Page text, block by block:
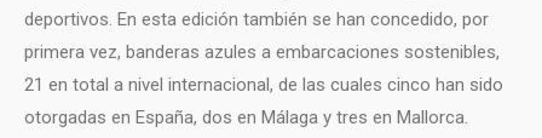
deportivos. En esta edición también se han concedido, por
primera vez, banderas azules a embarcaciones sostenibles,
21 en total a nivel internacional, de las cuales cinco han sido
otorgadas en España, dos en Málaga y tres en Mallorca.